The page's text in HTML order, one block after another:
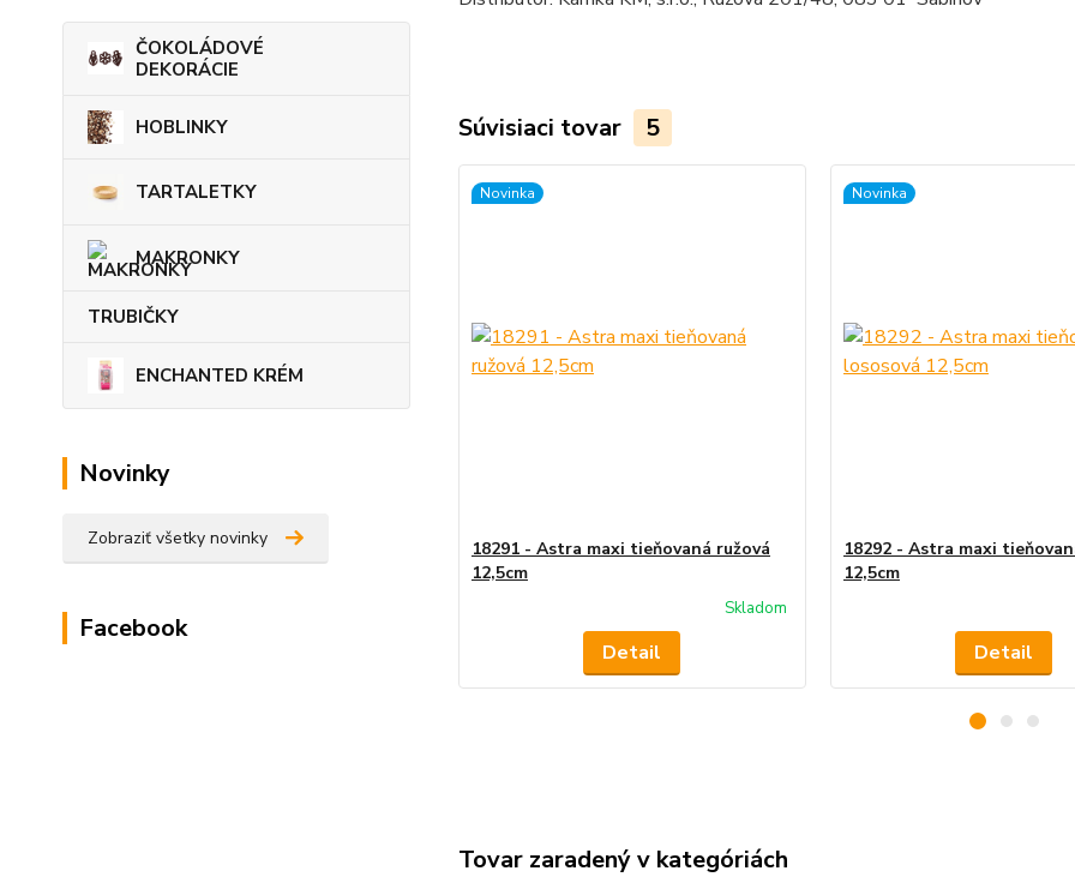
ČOKOLÁDOVÉ
DEKORÁCIE
HOBLINKY
TARTALETKY
MAKRONKY
TRUBIČKY
ENCHANTED KRÉM
Novinky
Zobraziť všetky novinky
Facebook
Súvisiaci tovar 5
Novinka
18291 - Astra maxi tieňovaná ružová
12,5cm
Skladom
Detail
Novinka
18292 - Astra maxi
12,5cm
Detail
Tovar zaradený v kategóriách